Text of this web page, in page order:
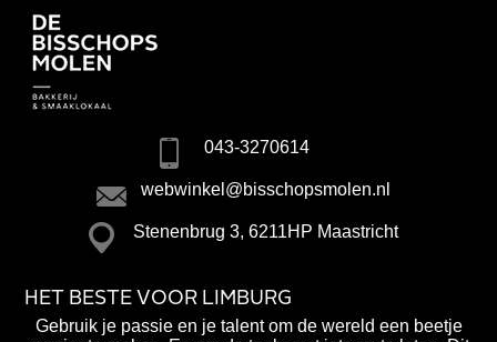
043-3270614
webwinkel@bisschopsmolen.nl
Stenenbrug 3, 6211HP Maastricht
HET BESTE VOOR LIMBURG
Gebruik je passie en je talent om de wereld een beetje